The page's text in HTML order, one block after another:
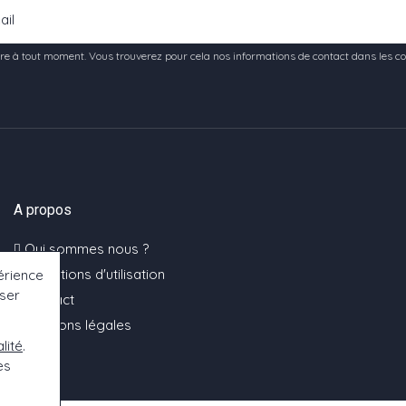
à tout moment. Vous trouverez pour cela nos informations de contact dans les
A propos
Qui sommes nous ?
Conditions d'utilisation
Contact
Mentions légales
.